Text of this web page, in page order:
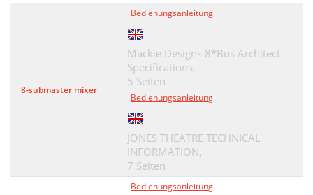
8-submaster mixer
Bedienungsanleitung
Mackie Designs 8*Bus Architect
Specifications,
5 Seiten
Bedienungsanleitung
JONES THEATRE TECHNICAL
INFORMATION,
7 Seiten
Bedienungsanleitung